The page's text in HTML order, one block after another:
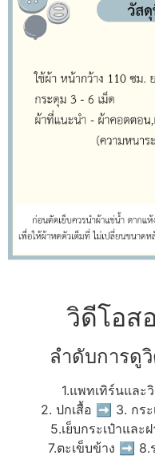
วิดีโอส
ลำดับการดู
1.แพทเทิร์นและ
2. ปกเสื้อ ➡ 3. กร
5.เย็บกระเป๋าแล
7.ตะเข็บข้าง ➡ 8.